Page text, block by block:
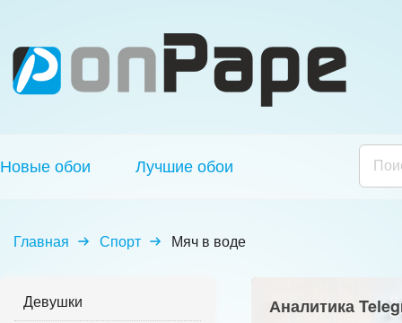
Новые обои Лучшие обои
Главная Спорт Мяч в воде
Девушки Аналитика